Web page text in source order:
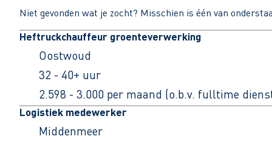
Niet gevonden wat je zocht? Misschien is één van
Heftruckchauffeur groenteverwerking
Oostwoud
32 - 40+ uur
2.598 - 3.000 per maand (o.b.v. fulltime
Logistiek medewerker
Middenmeer